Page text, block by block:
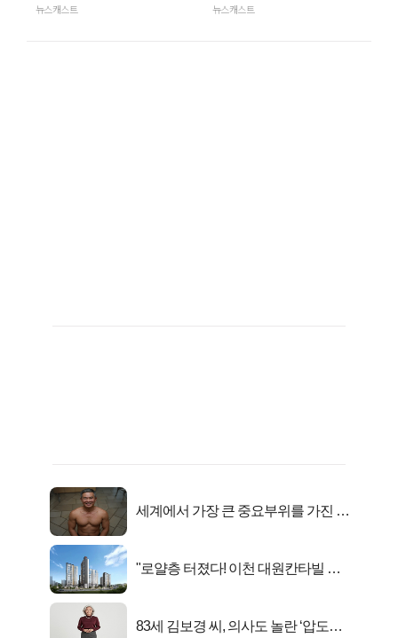
뉴스캐스트 뉴스캐스트
세계에서 가장 큰 중요부위를 가진 남
"로얄층 터졌다! 이천 대원칸타빌 잔
83세 김보경 씨, 의사도 놀란 ‘압도적